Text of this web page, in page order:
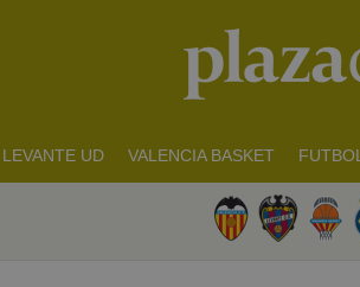
LEVANTE UD VALENCIA BASKET FUTBOL